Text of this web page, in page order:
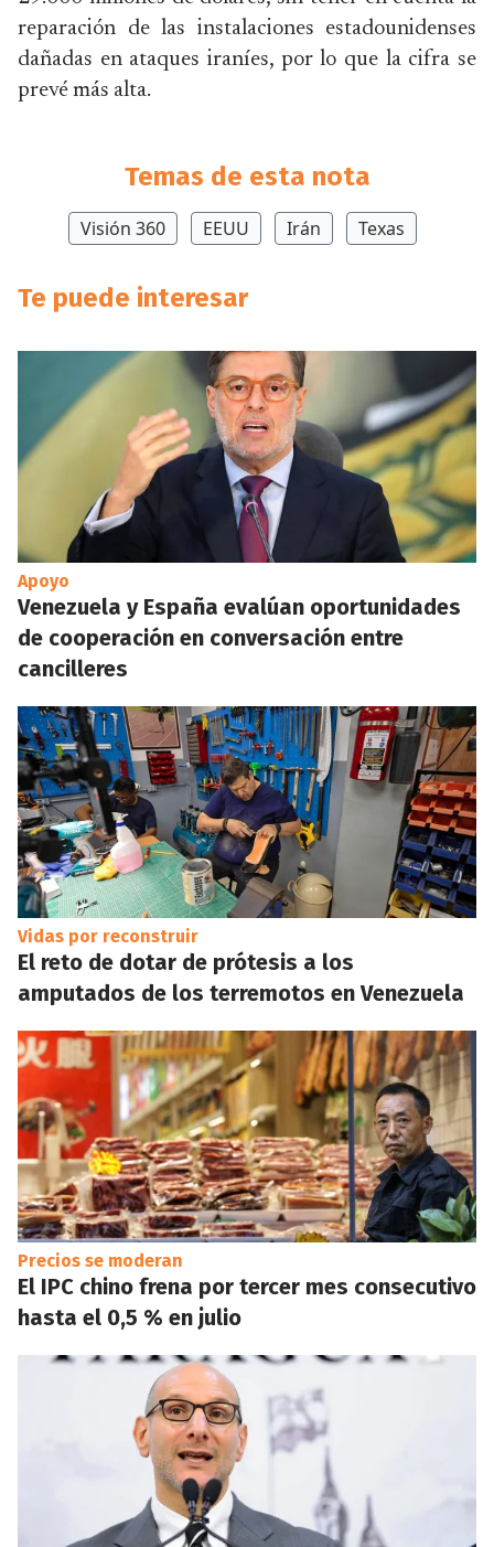
reparación de las instalaciones estadounidenses
dañadas en ataques iraníes, por lo que la cifra se
prevé más alta.
Temas de esta nota
Visión 360 EEUU Irán Texas
Te puede interesar
Apoyo
Venezuela y España evalúan oportunidades
de cooperación en conversación entre
cancilleres
Vidas por reconstruir
El reto de dotar de prótesis a los
amputados de los terremotos en Venezuela
Precios se moderan
El IPC chino frena por tercer mes consecutivo
hasta el 0,5 % en julio